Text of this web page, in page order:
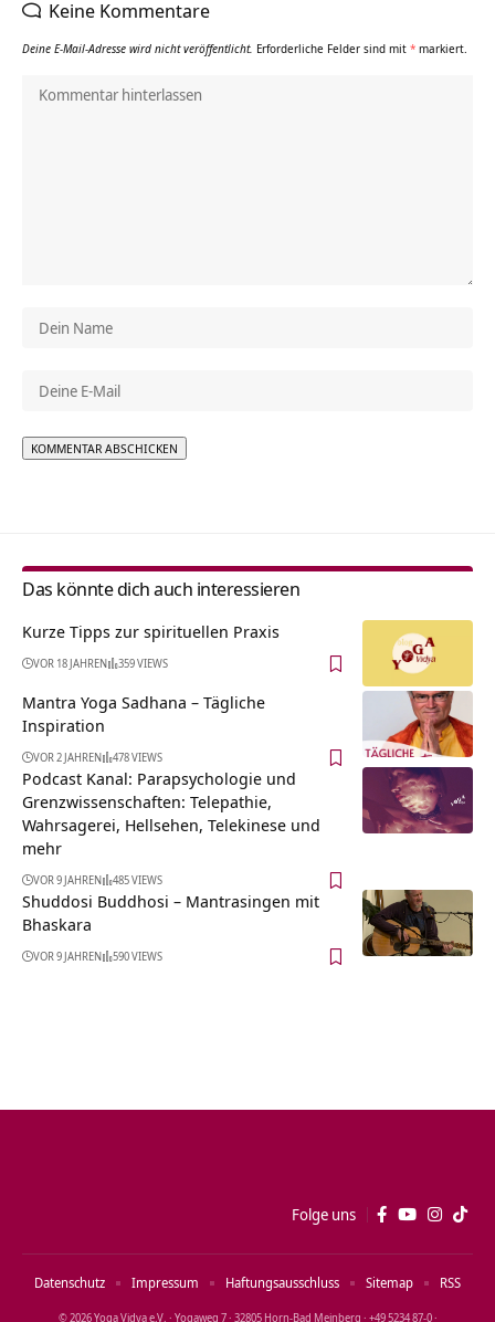
Keine Kommentare
Deine E-Mail-Adresse wird nicht veröffentlicht. Erforderliche Felder sind mit * markiert.
Das könnte dich auch interessieren
Kurze Tipps zur spirituellen Praxis
VOR 18 JAHREN 359 VIEWS
Mantra Yoga Sadhana – Tägliche
Inspiration
VOR 2 JAHREN 478 VIEWS
Podcast Kanal: Parapsychologie und
Grenzwissenschaften: Telepathie,
Wahrsagerei, Hellsehen, Telekinese und
mehr
VOR 9 JAHREN 485 VIEWS
Shuddosi Buddhosi – Mantrasingen mit
Bhaskara
VOR 9 JAHREN 590 VIEWS
Folge uns
© 2026 Yoga Vidya e.V. · Yogaweg 7 · 32805 Horn‑Bad Meinberg · +49 5234 87‑0 ·
Datenschutz Impressum Haftungsausschluss Sitemap RSS